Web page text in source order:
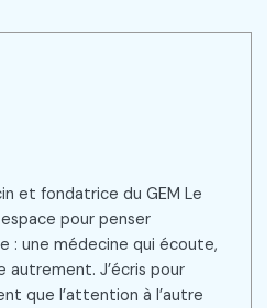
et fondatrice du GEM Le
espace pour penser
: une médecine qui écoute,
autrement. J’écris pour
que l’attention à l’autre